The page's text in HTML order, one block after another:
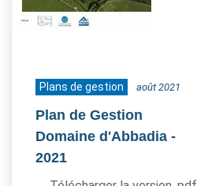
Plans de gestion août 2021
Plan de Gestion
Domaine d'Abbadia -
2021